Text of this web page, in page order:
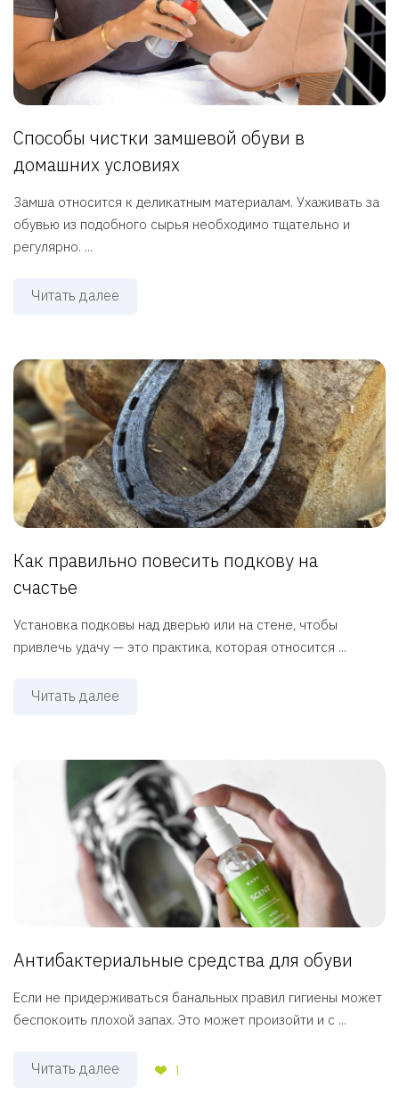
Способы чистки замшевой обуви в
домашних условиях
Замша относится к деликатным материалам. Ухаживать за
обувью из подобного сырья необходимо тщательно и
регулярно. ...
Читать далее
Как правильно повесить подкову на
счастье
Установка подковы над дверью или на стене, чтобы
привлечь удачу — это практика, которая относится ...
Читать далее
Антибактериальные средства для обуви
Если не придерживаться банальных правил гигиены может
беспокоить плохой запах. Это может произойти и с ...
Читать далее 1